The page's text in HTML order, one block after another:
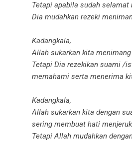
Tetapi apabila sudah selamat
Dia mudahkan rezeki
Kadangkala,
Allah sukarkan kita
Tetapi Dia rezekikan suami /
memahami serta menerima
Kadangkala,
Allah sukarkan kita dengan
sering membuat hati
Tetapi Allah mudahkan